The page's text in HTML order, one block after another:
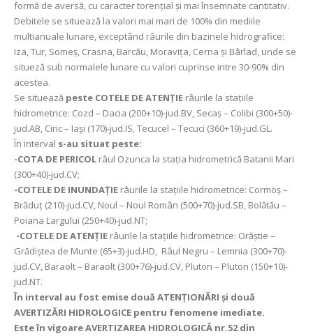
formă de aversă, cu caracter torențial și mai însemnate cantitativ.
Debitele se situează la valori mai mari de 100% din mediile
multianuale lunare, exceptând râurile din bazinele hidrografice:
Iza, Tur, Someș, Crasna, Barcău, Moraviţa, Cerna şi Bârlad, unde se
situeză sub normalele lunare cu valori cuprinse intre 30-90% din
acestea.
Se situează peste COTELE DE ATENŢIE râurile la staţiile
hidrometrice: Cozd – Dacia (200+10)-jud.BV, Secaș – Colibi (300+50)-
jud.AB, Ciric – Iași (170)-jud.IS, Tecucel – Tecuci (360+19)-jud.GL.
În interval s-au situat peste:
-COTA DE PERICOL râul Ozunca la stația hidrometrică Batanii Mari
(300+40)-jud.CV;
-COTELE DE INUNDAȚIE râurile la stațiile hidrometrice: Cormoș –
Brăduț (210)-jud.CV, Noul – Noul Român (500+70)-jud.SB, Bolătău –
Poiana Largului (250+40)-jud.NT;
-COTELE DE ATENȚIE râurile la stațiile hidrometrice: Orăștie –
Grădiștea de Munte (65+3)-jud.HD, Râul Negru – Lemnia (300+70)-
jud.CV, Baraolt – Baraolt (300+76)-jud.CV, Pluton – Pluton (150+10)-
jud.NT.
În interval au fost emise două ATENŢIONĂRI şi două
AVERTIZĂRI HIDROLOGICE pentru fenomene imediate.
Este în vigoare AVERTIZAREA HIDROLOGICĂ nr.52 din